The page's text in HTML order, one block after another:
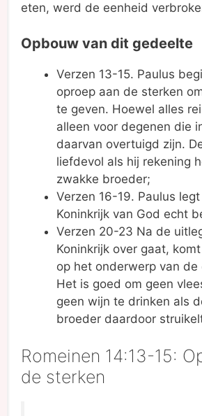
eten, werd de eenheid
Opbouw van dit gedeelte
Verzen 13-15. Paulus
oproep aan de sterken
te geven. Hoewel alles
alleen voor degenen die
daarvan overtuigd zijn.
liefdevol als hij rekening
zwakke broeder;
Verzen 16-19. Paulus
Koninkrijk van God echt
Verzen 20-23 Na de
Koninkrijk over gaat,
op het onderwerp van de
Het is goed om geen
geen wijn te drinken als
broeder daardoor
Romeinen 14:13-15:
de sterken